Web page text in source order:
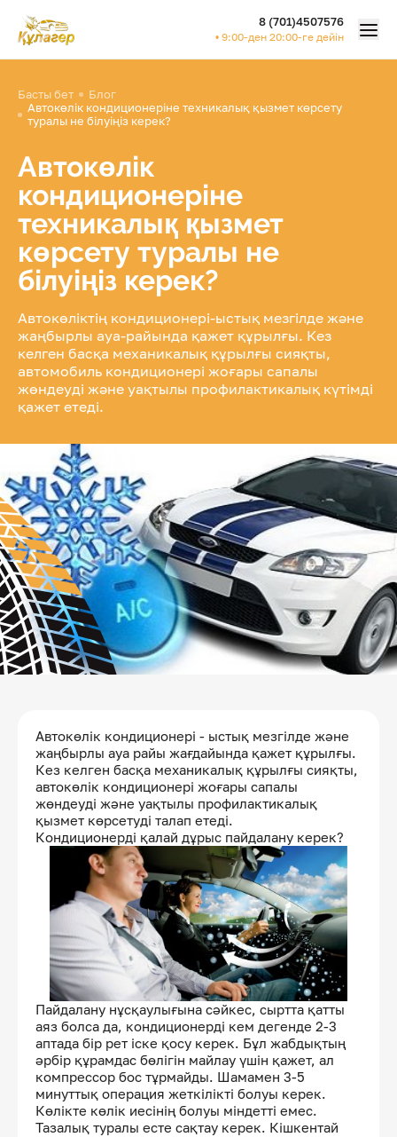
8 (701)4507576
• 9:00-ден 20:00-ге дейін
Басты бет
Блог
Автокөлік кондиционеріне техникалық қызмет көрсету
туралы не білуіңіз керек?
Автокөлік
кондиционеріне
техникалық қызмет
көрсету туралы не
білуіңіз керек?
Автокөліктің кондиционері-ыстық мезгілде және
жаңбырлы ауа-райында қажет құрылғы. Кез
келген басқа механикалық құрылғы сияқты,
автомобиль кондиционері жоғары сапалы
жөндеуді және уақтылы профилактикалық күтімді
қажет етеді.
Автокөлік кондиционері - ыстық мезгілде және
жаңбырлы ауа райы жағдайында қажет құрылғы.
Кез келген басқа механикалық құрылғы сияқты,
автокөлік кондиционері жоғары сапалы
жөндеуді және уақтылы профилактикалық
қызмет көрсетуді талап етеді.
Кондиционерді қалай дұрыс пайдалану керек?
Пайдалану нұсқаулығына сәйкес, сыртта қатты
аяз болса да, кондиционерді кем дегенде 2-3
аптада бір рет іске қосу керек. Бұл жабдықтың
әрбір құрамдас бөлігін майлау үшін қажет, ал
компрессор бос тұрмайды. Шамамен 3-5
минуттық операция жеткілікті болуы керек.
Көлікте көлік иесінің болуы міндетті емес.
Тазалық туралы есте сақтау керек. Кішкентай